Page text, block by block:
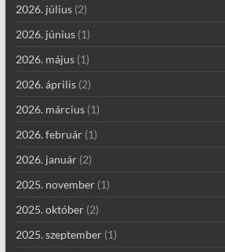
2026. július(2)
2026. június(1)
2026. május(1)
2026. április(2)
2026. március(1)
2026. február(1)
2026. január(2)
2025. november(1)
2025. október(2)
2025. szeptember(1)